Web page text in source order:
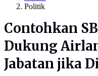
Politik
Contohkan
Dukung
Jabatan jika